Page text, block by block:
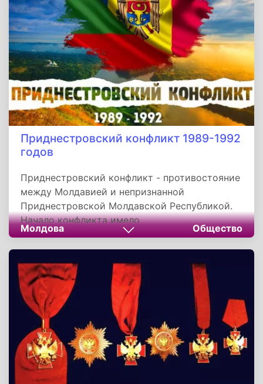
преступностью. Но, в связи с изменением
внутриполитической обстановки, СОБРы
успешно применялись в том числе в
войсковых антитеррористических операциях,
проводимых в Северо-Кавказском
регионе. На 2016 год в России 87 отрядов
СОБР, общая численность составляет 5200
человек.
Приднестровский конфликт 1989-1992
годов
Приднестровский конфликт - противостояние
между Молдавией и непризнанной
Приднестровской Молдавской Республикой.
Начало конфликта имело
внутриреспубликанское значение, поскольку
изначальной целью его являлся не выход из
состава Молдавии, а получение статуса
автономии.
Молдова Общество